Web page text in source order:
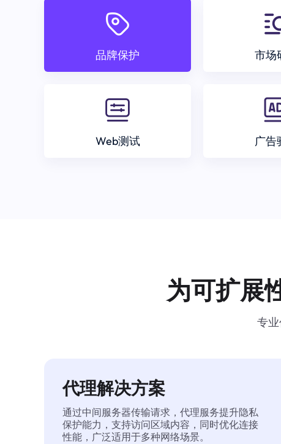
品牌保护 市场
Web测试 广告
为可扩展
专
代理解决方案
通过中间服务器传输请求，代理服务提升隐私
保护能力，支持访问区域内容，同时优化连接
性能，广泛适用于多种网络场景。